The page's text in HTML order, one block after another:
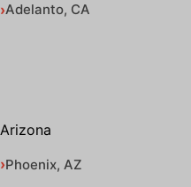
Adelanto, CA
Arizona
Phoenix, AZ